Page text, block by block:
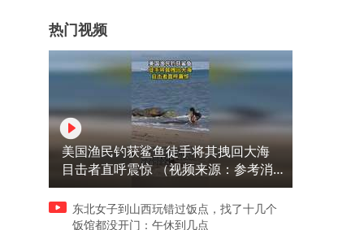
热门视频
美国渔民钓获鲨鱼徒手将其拽回大海
目击者直呼震惊 （视频来源：参考消
息）
东北女子到山西玩错过饭点，找了十几个
饭馆都没开门：午休到几点